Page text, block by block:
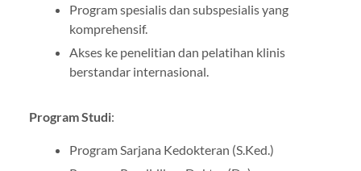
Program spesialis dan subspesialis yang
komprehensif.
Akses ke penelitian dan pelatihan klinis
berstandar internasional.
Program Studi:
Program Sarjana Kedokteran (S.Ked.)